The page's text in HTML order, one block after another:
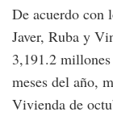
De acuerdo con
Javer, Ruba y
3,191.2
meses del año,
Vivienda de